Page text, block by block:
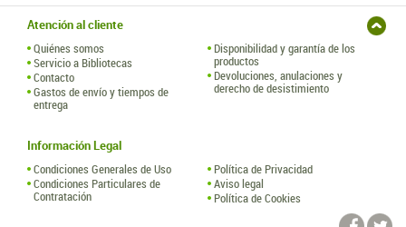
Atención al cliente
Quiénes somos
Servicio a Bibliotecas
Contacto
Gastos de envío y tiempos de
entrega
Disponibilidad y garantía de los
productos
Devoluciones, anulaciones y
derecho de desistimiento
Información Legal
Condiciones Generales de Uso
Condiciones Particulares de
Contratación
Política de Privacidad
Aviso legal
Política de Cookies